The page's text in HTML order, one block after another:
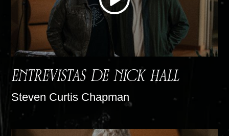
ENTREVISTAS DE NICK HALL
Steven Curtis Chapman